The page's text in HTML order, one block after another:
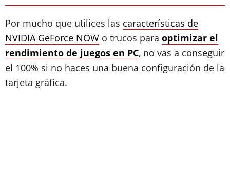
Por mucho que utilices las características de
NVIDIA GeForce NOW o trucos para optimizar el
rendimiento de juegos en PC, no vas a conseguir
el 100% si no haces una buena configuración de la
tarjeta gráfica.